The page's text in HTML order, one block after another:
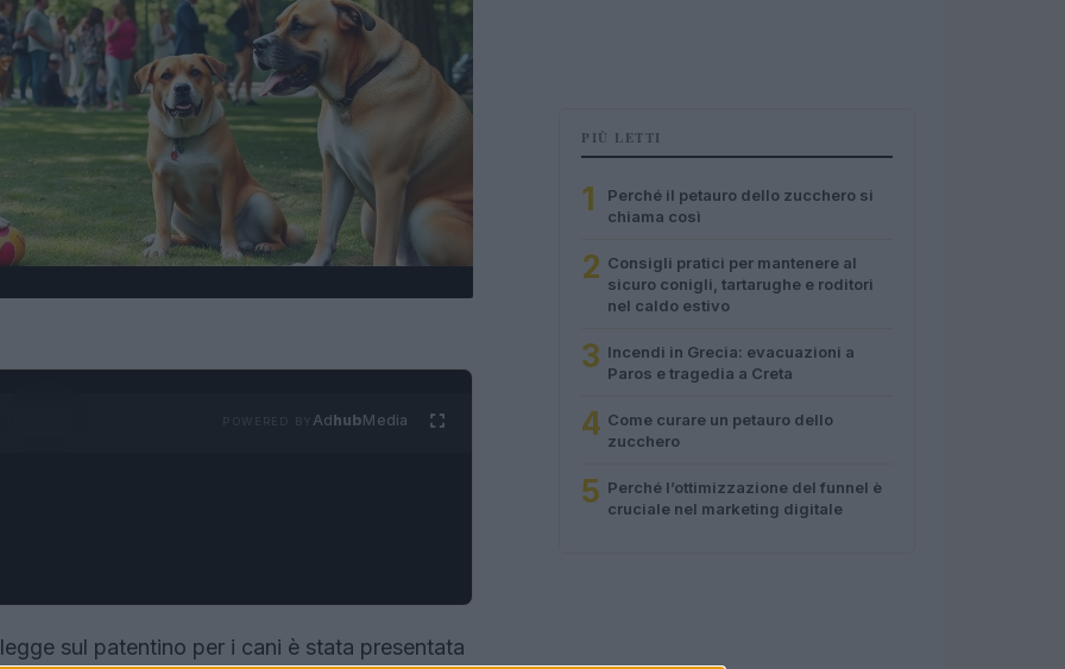
AdhubMedia
sul patentino per i cani è stata presentata
PIÙ LETTI
1
Perché il petauro dello zucchero si
chiama così
2 Consigli pratici per mantenere al
sicuro conigli, tartarughe e roditori
nel caldo estivo
3 Incendi in Grecia: evacuazioni a
Paros e tragedia a Creta
4 Come curare un petauro dello
zucchero
5 Perché l’ottimizzazione del funnel è
cruciale nel marketing digitale